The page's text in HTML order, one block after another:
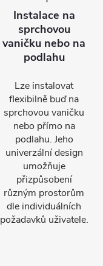
Instalace na
sprchovou
vaničku nebo na
podlahu
Lze instalovat
flexibilně buď na
sprchovou vaničku
nebo přímo na
podlahu. Jeho
univerzální design
umožňuje
přizpůsobení
různým prostorům
dle individuálních
požadavků uživatele.